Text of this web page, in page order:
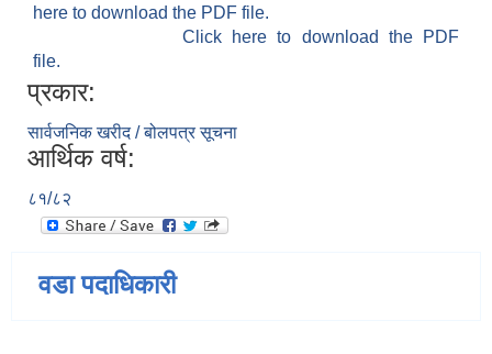
here to download the PDF file.
Click here to download the PDF
file.
प्रकार:
सार्वजनिक खरीद / बोलपत्र सूचना
आर्थिक वर्ष:
८१/८२
वडा पदाधिकारी